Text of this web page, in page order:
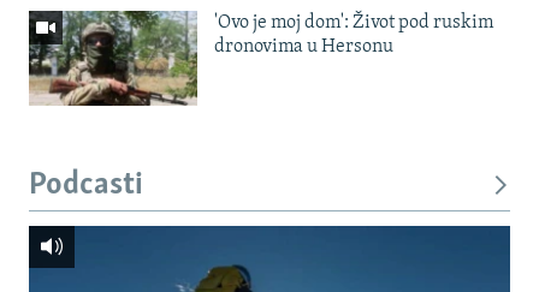
'Ovo je moj dom': Život pod ruskim
dronovima u Hersonu
Podcasti